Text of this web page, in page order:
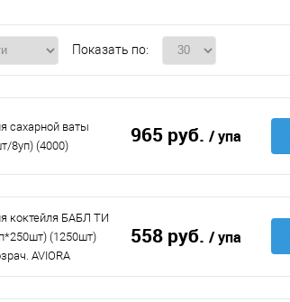
Показать по:
сахарной ваты
8уп) (4000)
965 руб. / упа
коктейля БАБЛ ТИ
(1250шт)
AVIORA
558 руб. / упа